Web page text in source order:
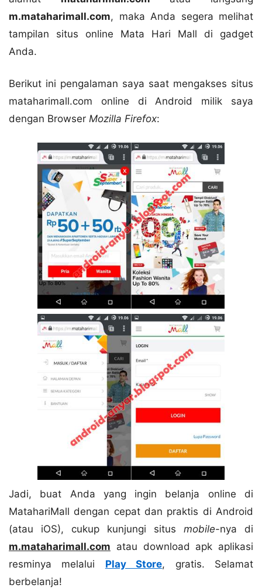
m.mataharimall.com, maka Anda segera melihat
tampilan situs online Mata Hari Mall di gadget
Anda.
Berikut ini pengalaman saya saat mengakses situs
mataharimall.com online di Android milik saya
dengan Browser Mozilla Firefox:
Jadi, buat Anda yang ingin belanja online di
MatahariMall dengan cepat dan praktis di Android
(atau iOS), cukup kunjungi situs mobile-nya di
m.mataharimall.com atau download apk aplikasi
resminya melalui Play Store, gratis. Selamat
berbelanja!